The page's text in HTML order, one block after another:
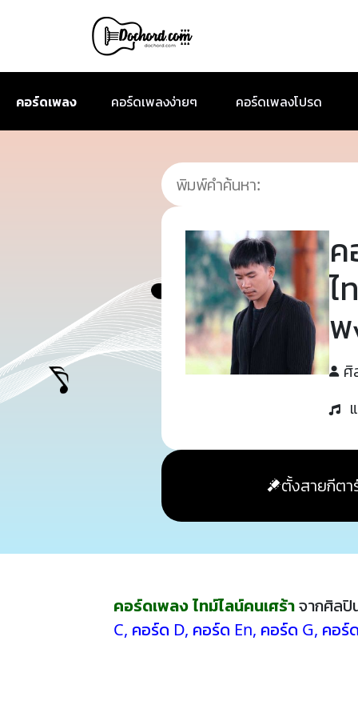
คอร์ดเพลง คอร์ดเพลงง่ายๆ คอร์ดเพลงโปรด
ไ
ตั้งสายกีตา
คอร์ดเพลง ไทม์ไลน์คนเศร้าจากศิล
C, คอร์ด D, คอร์ด En, คอร์ด G, คอร์